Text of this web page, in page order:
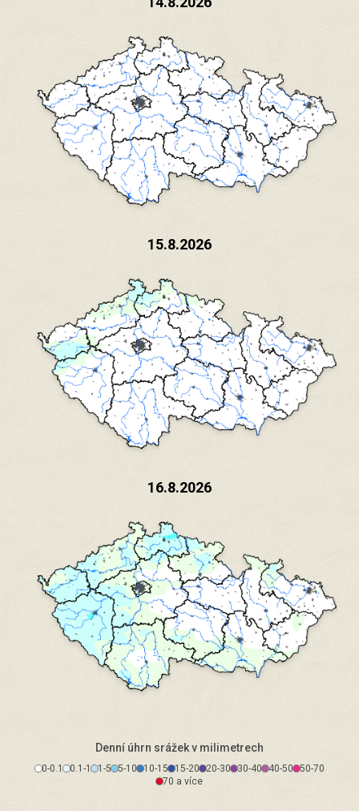
15.8.2026
16.8.2026
Denní úhrn srážek v milimetrech
0-0.1 0.1-1 1-5 5-10 10-15 15-20 20-30 30-40 40-50 50-70
70 a více